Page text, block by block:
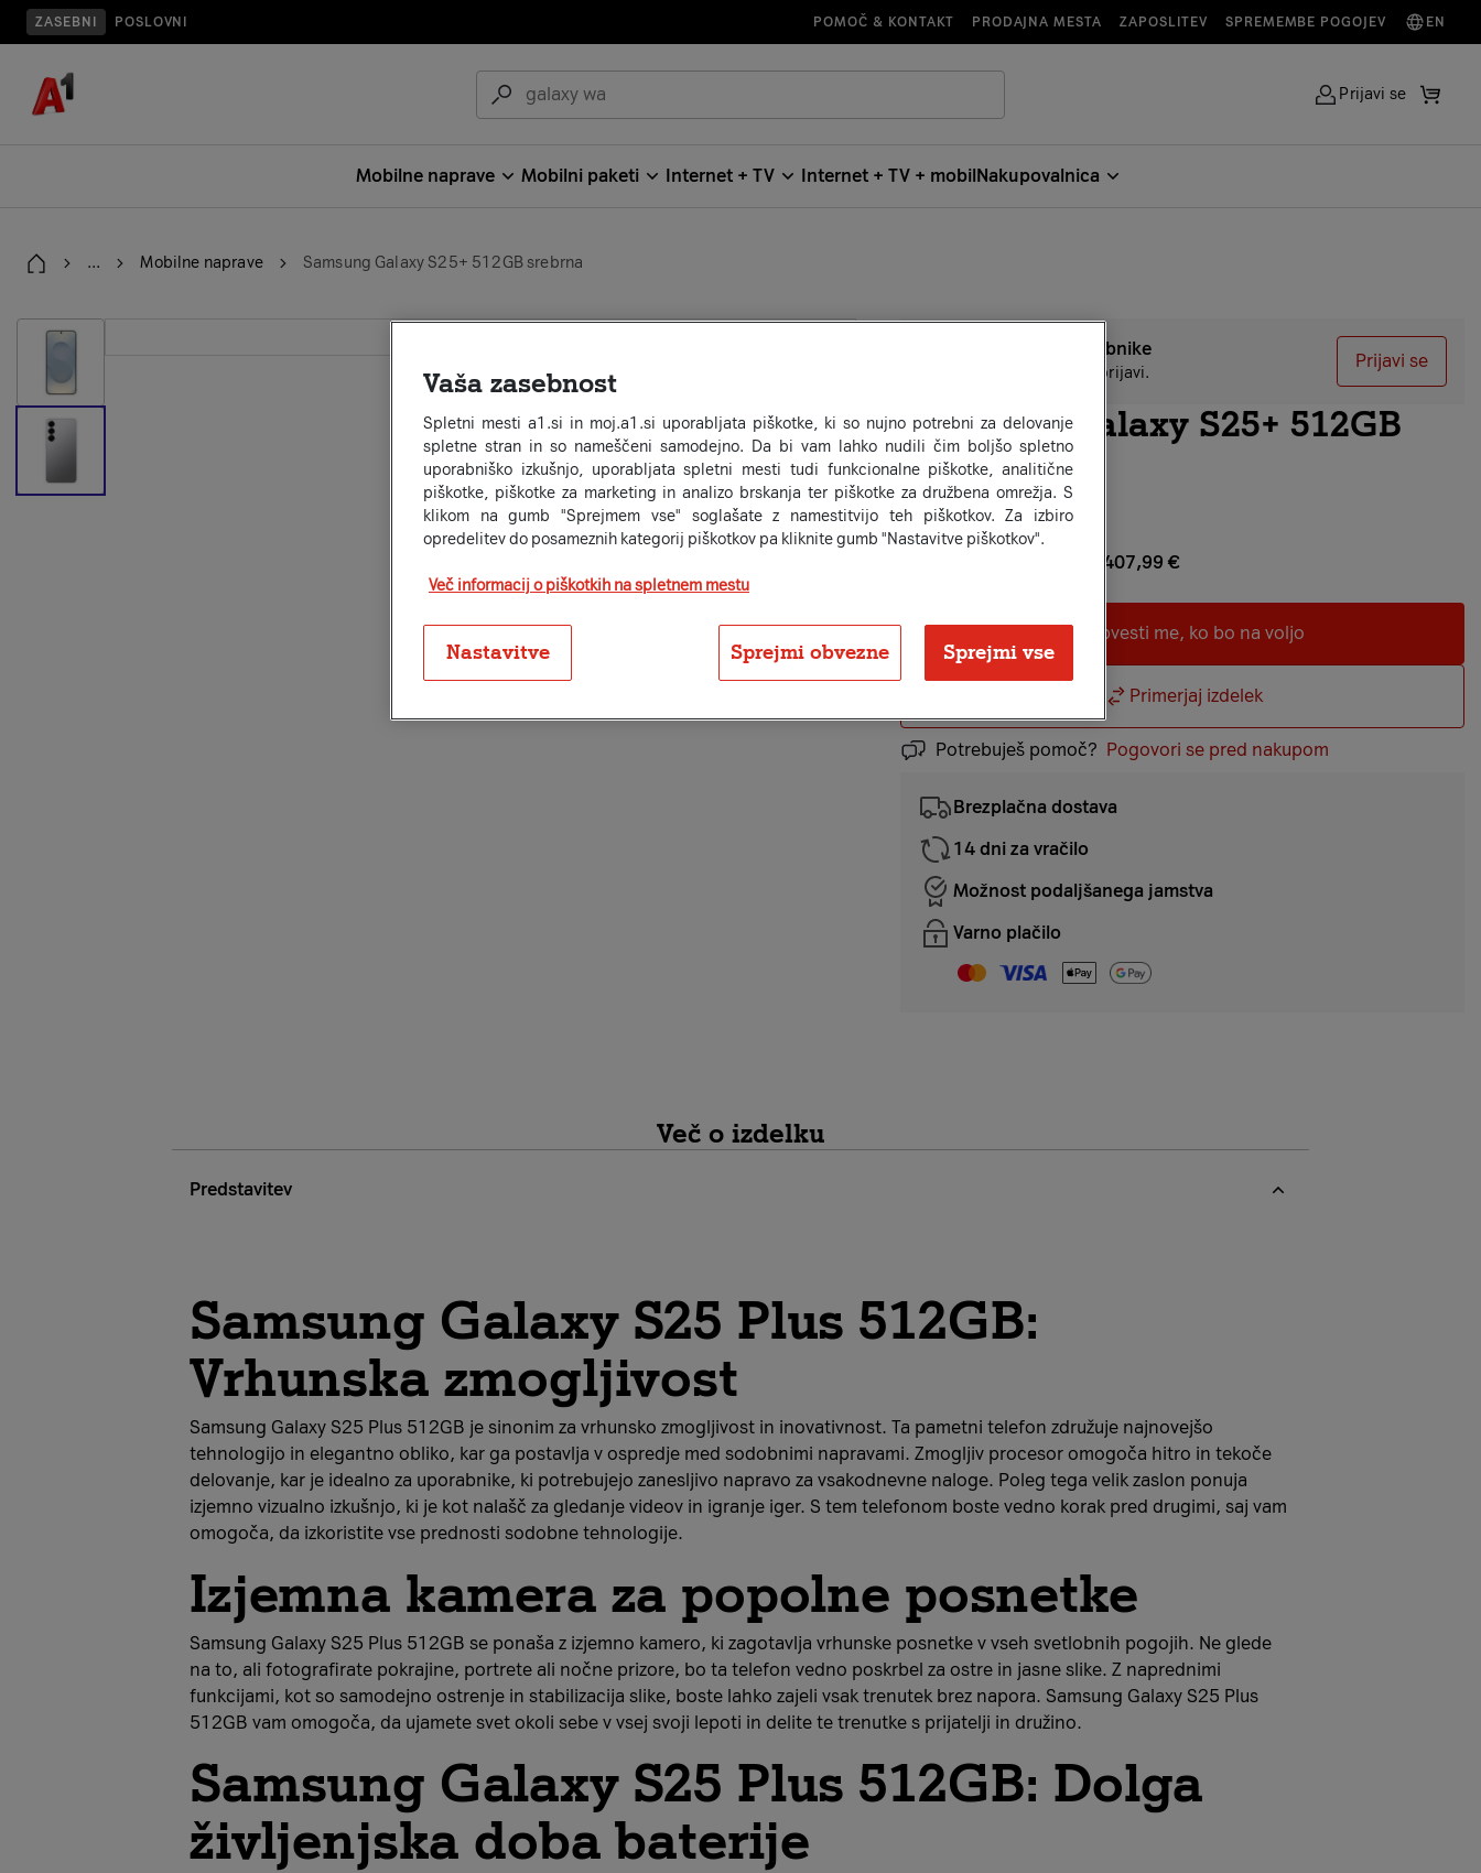
ZASEBNI POSLOVNI POMOČ & KONTAKT PRODAJNA MESTA ZAPOSLITEV SPREMEMBE POGOJEV EN
Mobilne naprave Mobilni paketi Internet + TV Internet + TV + mobilNakupovalnica
Prijavi se
Home
... Mobilne naprave Samsung Galaxy S25+ 512GB srebrna
Samo za A1 uporabnike
Za nakup izdelka se prijavi.
Prijavi se
Samsung Galaxy S25+ 512GB
srebrna
ID: 131013
58,66€×24
1.407,99 €
Obvesti me, ko bo na voljo
Primerjaj izdelek
Potrebuješ pomoč? Pogovori se pred nakupom
Brezplačna dostava
14 dni za vračilo
Možnost podaljšanega jamstva
Varno plačilo
Več o izdelku
Predstavitev
Samsung Galaxy S25 Plus 512GB:
Vrhunska zmogljivost
Samsung Galaxy S25 Plus 512GB je sinonim za vrhunsko zmogljivost in inovativnost. Ta pametni telefon združuje najnovejšo
tehnologijo in elegantno obliko, kar ga postavlja v ospredje med sodobnimi napravami. Zmogljiv procesor omogoča hitro in tekoče
delovanje, kar je idealno za uporabnike, ki potrebujejo zanesljivo napravo za vsakodnevne naloge. Poleg tega velik zaslon ponuja
izjemno vizualno izkušnjo, ki je kot nalašč za gledanje videov in igranje iger. S tem telefonom boste vedno korak pred drugimi, saj vam
omogoča, da izkoristite vse prednosti sodobne tehnologije.
Izjemna kamera za popolne posnetke
Samsung Galaxy S25 Plus 512GB se ponaša z izjemno kamero, ki zagotavlja vrhunske posnetke v vseh svetlobnih pogojih. Ne glede
na to, ali fotografirate pokrajine, portrete ali nočne prizore, bo ta telefon vedno poskrbel za ostre in jasne slike. Z naprednimi
funkcijami, kot so samodejno ostrenje in stabilizacija slike, boste lahko zajeli vsak trenutek brez napora. Samsung Galaxy S25 Plus
512GB vam omogoča, da ujamete svet okoli sebe v vsej svoji lepoti in delite te trenutke s prijatelji in družino.
Samsung Galaxy S25 Plus 512GB: Dolga
življenjska doba baterije
Vaša zasebnost
Spletni mesti a1.si in moj.a1.si uporabljata piškotke, ki so nujno potrebni za delovanje
spletne stran in so nameščeni samodejno. Da bi vam lahko nudili čim boljšo spletno
uporabniško izkušnjo, uporabljata spletni mesti tudi funkcionalne piškotke, analitične
piškotke, piškotke za marketing in analizo brskanja ter piškotke za družbena omrežja. S
klikom na gumb "Sprejmem vse" soglašate z namestitvijo teh piškotkov. Za izbiro
opredelitev do posameznih kategorij piškotkov pa kliknite gumb "Nastavitve piškotkov".
Več informacij o piškotkih na spletnem mestu
Nastavitve Sprejmi obvezne Sprejmi vse